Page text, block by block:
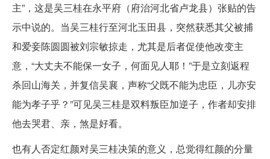
主”，这是吴三桂在永平府（府治河北省卢龙县）张贴的告
示中说的。当吴三桂行至河北玉田县，突然获悉其父被捕
和爱妾陈圆圆被刘宗敏掠走，尤其是后者促使他改变主
意，“大丈夫不能保一女子，何面见人耶！”于是立刻返程
杀回山海关，并复信吴襄，声称“父既不能为忠臣，儿亦安
能为孝子乎？”可见吴三桂是双料叛臣加逆子，作者却安排
他去哭君、亲，煞是好看。
也有人否定红颜对吴三桂决策的意义，总觉得红颜的分量